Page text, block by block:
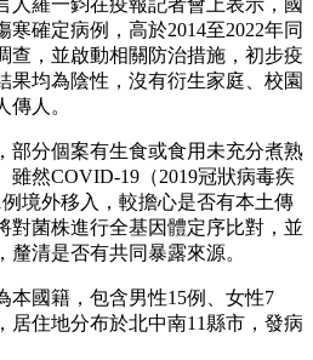
確定病例，高於2014至2022年同
查，並啟動相關防治措施，初步疫
果均為陰性，沒有衍生家庭、校園
人。
部分個案有生食或食用未充分煮熟
雖然COVID-19（2019冠狀病毒疾
境外移入，較擔心是否有本土傳
對菌株進行全基因體定序比對，並
清是否有共同暴露來源。
本國籍，包含男性15例、女性7
居住地分布於北中南11縣市，發病